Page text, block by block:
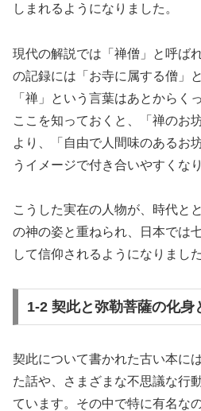
しまれるようになりました。
現代の解説では「禅僧」と呼ば
の記録には「お寺に属する僧」
「禅」という言葉はあとからく
ここを知っておくと、「禅のお
より、「自由で人間味のあるお
うイメージで付き合いやすくなり
こうした実在の人物が、時代と
の神の姿と重ねられ、日本では
して信仰されるようになりました
1-2 契此と弥勒菩薩の化身
契此について書かれた古い本に
た話や、さまざまな不思議な行
ています。その中で特に有名な